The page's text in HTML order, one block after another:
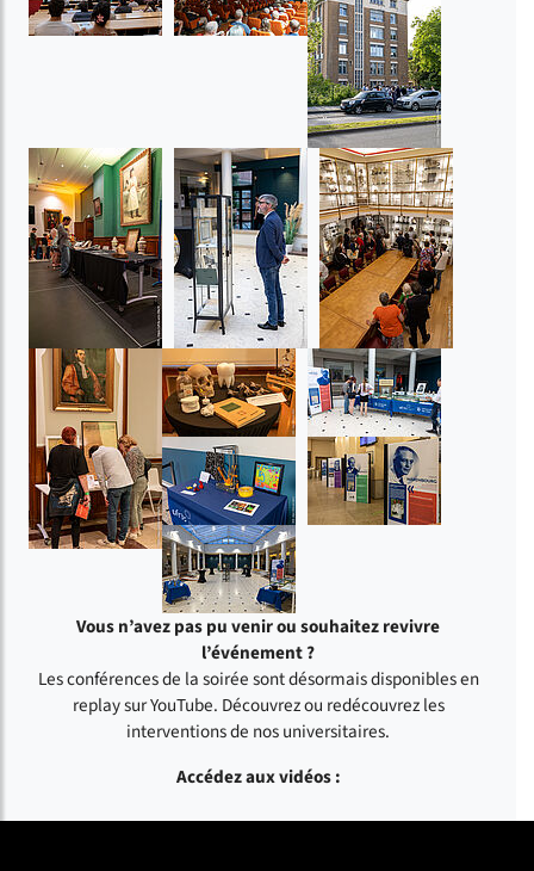
Vous n’avez pas pu venir ou souhaitez revivre
l’événement ?
Les conférences de la soirée sont désormais disponibles en
replay sur YouTube. Découvrez ou redécouvrez les
interventions de nos universitaires.
Accédez aux vidéos :